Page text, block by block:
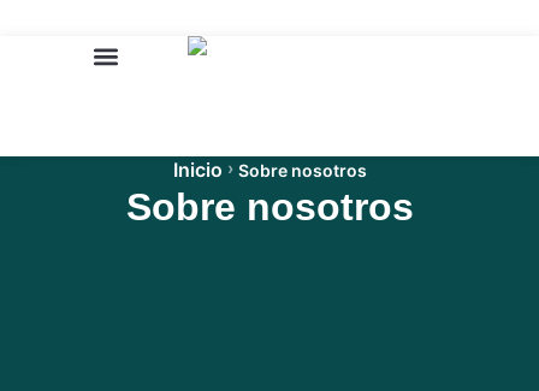
Inicio › Sobre nosotros
Sobre nosotros